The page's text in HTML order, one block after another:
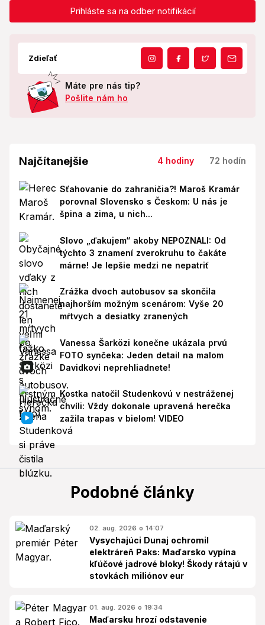
Prihláste sa na odber notifikácií
Zdieľať
Máte pre nás tip?
Pošlite nám ho
Najčítanejšie 4 hodiny 72 hodín
Sťahovanie do zahraničia?! Maroš Kramár
porovnal Slovensko s Českom: U nás je
špina a zima, u nich...
Slovo „ďakujem“ akoby NEPOZNALI: Od
týchto 3 znamení zverokruhu to čakáte
márne! Je lepšie medzi ne nepatriť
Zrážka dvoch autobusov sa skončila
najhorším možným scenárom: Vyše 20
mŕtvych a desiatky zranených
Vanessa Šarközi konečne ukázala prvú
FOTO synčeka: Jeden detail na malom
Davidkovi neprehliadnete!
Kostka natočil Studenkovú v nestráženej
chvíli: Vždy dokonale upravená herečka
zažila trapas v bielom! VIDEO
Podobné články
02. aug. 2026 o 14:07
Vysychajúci Dunaj ochromil
elektráreň Paks: Maďarsko vypína
kľúčové jadrové bloky! Škody rátajú v
stovkách miliónov eur
01. aug. 2026 o 19:34
Maďarsku hrozí odstavenie